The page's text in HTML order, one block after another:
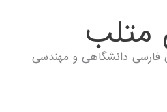
متلب
فارسی دانشگاهی و مهندسی